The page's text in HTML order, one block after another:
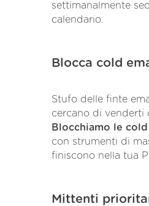
settimanalmente
calendario.
Blocca cold
Stufo delle finte
cercano di venderti
Blocchiamo le cold
con strumenti di
finiscono nella tua
Mittenti